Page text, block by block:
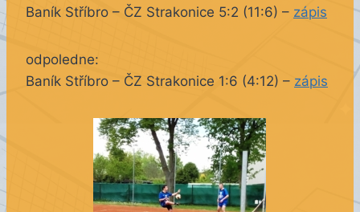
Baník Stříbro – ČZ Strakonice 5:2 (11:6) – zápis
odpoledne:
Baník Stříbro – ČZ Strakonice 1:6 (4:12) – zápis